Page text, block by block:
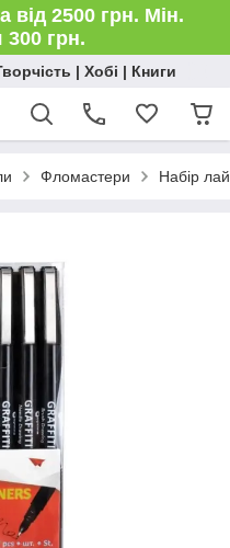
від 2500 грн. Мін.
грн.
| Хобі | Книги
Фломастери Набір